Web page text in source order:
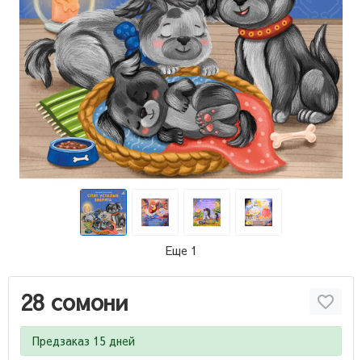
Еще 1
28 сомони
Предзаказ 15 дней